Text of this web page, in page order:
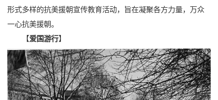
形式多样的抗美援朝宣传教育活动，旨在凝聚各方力量，万众
一心抗美援朝。
【爱国游行】